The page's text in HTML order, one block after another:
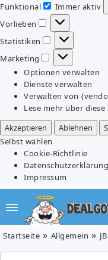
Funktional
Funktional
Immer aktiv
Vorlieben
Vorlieben
Statistiken
Statistiken
Marketing
Marketing
Optionen verwalten
Dienste verwalten
Verwalten von
Lese mehr über diese
Akzeptieren
Ablehnen
Selbst wählen
Cookie-Richtlinie
Datenschutzerklärung
Impressum
Startseite Allgemein JBL